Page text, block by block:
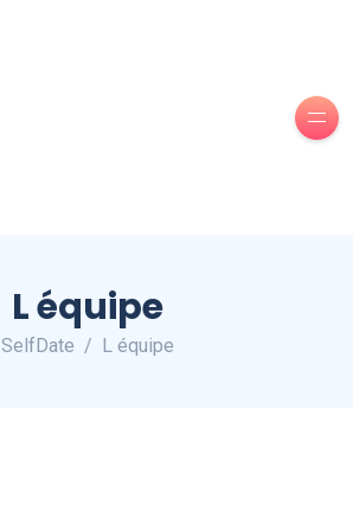
L équipe
SelfDate L équipe